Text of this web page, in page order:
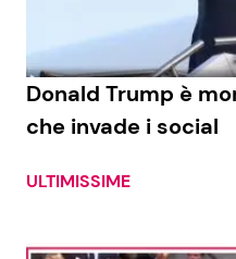
News Spettacolo
Benessere
Donald Trump è
che invade i social
ULTIMISSIME